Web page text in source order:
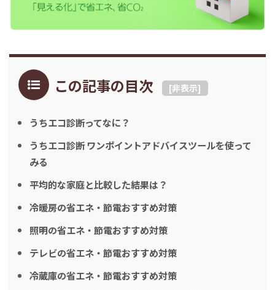
この記事の目次 [非表示]
うちエコ診断ってなに？
うちエコ診断 ワンポイントアドバイスツールを使って
みる
平均的な家庭と比較した結果は？
冷暖房の省エネ・節電おすすめ対策
照明の省エネ・節電おすすめ対策
テレビの省エネ・節電おすすめ対策
冷蔵庫の省エネ・節電おすすめ対策